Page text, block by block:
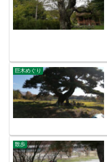
巨木めぐり
散歩